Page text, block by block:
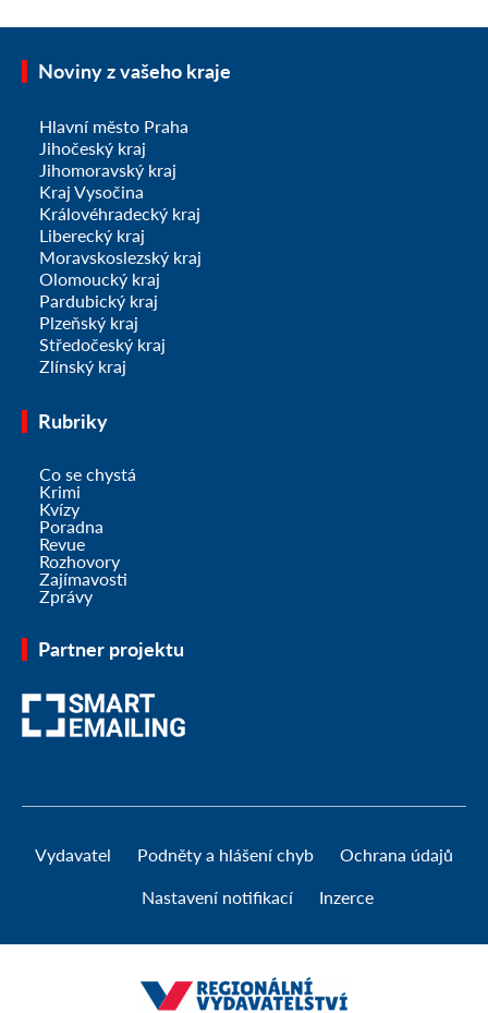
Noviny z vašeho kraje
Hlavní město Praha
Jihočeský kraj
Jihomoravský kraj
Kraj Vysočina
Královéhradecký kraj
Liberecký kraj
Moravskoslezský kraj
Olomoucký kraj
Pardubický kraj
Plzeňský kraj
Středočeský kraj
Zlínský kraj
Rubriky
Co se chystá
Krimi
Kvízy
Poradna
Revue
Rozhovory
Zajímavosti
Zprávy
Partner projektu
Vydavatel Podněty a hlášení chyb Ochrana údajů
Nastavení notifikací Inzerce